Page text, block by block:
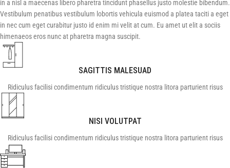
in a nisl a maecenas libero pharetra tincidunt phasellus justo molestie bibendum.
Vestibulum penatibus vestibulum lobortis vehicula euismod a platea taciti a eget
in nec cum eget curabitur justo id enim mi velit at cum. Eu amet ut elit a sociis
himenaeos eros nunc at pharetra magna suscipit.
SAGITTIS MALESUAD
Ridiculus facilisi condimentum ridiculus tristique nostra litora parturient risus
NISI VOLUTPAT
Ridiculus facilisi condimentum ridiculus tristique nostra litora parturient risus